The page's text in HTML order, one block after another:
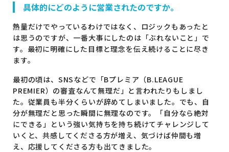
具体的にどのように営業されたのですか。
熱量だけでやっているわけではなく、ロジックもあったと
は思うのですが、一番大事にしたのは「ぶれないこと」で
す。最初に明確にした目標と理念を伝え続けることに尽き
ます。
最初の頃は、SNSなどで「Bプレミア（B.LEAGUE
PREMIER）の審査なんて無理だ」と言われたりもしまし
た。従業員も半分くらいが辞めてしまいました。でも、自
分が無理だと思った瞬間に無理なのです。「自分なら絶対
にできる」という強い気持ちを持ち続けてチャレンジして
いくと、共感してくださる方が増え、気づけば仲間も増
え、応援してくださる方も出てきました。